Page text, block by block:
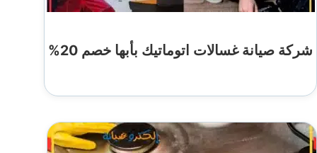
شركة صيانة غسالات اتوماتيك بأبها خصم 20%